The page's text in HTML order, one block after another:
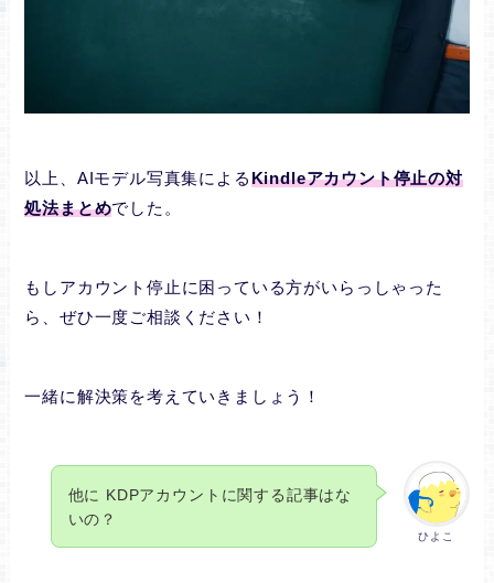
以上、AIモデル写真集によるKindleアカウント停止の対
処法まとめでした。
もしアカウント停止に困っている方がいらっしゃった
ら、ぜひ一度ご相談ください！
一緒に解決策を考えていきましょう！
ひよこ
他に KDPアカウントに関する記事はな
いの？